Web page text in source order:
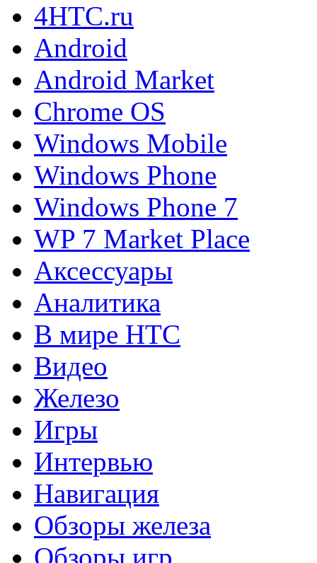
4HTC.ru
Android
Android Market
Chrome OS
Windows Mobile
Windows Phone
Windows Phone 7
WP 7 Market Place
Аксессуары
Аналитика
В мире HTC
Видео
Железо
Игры
Интервью
Навигация
Обзоры железа